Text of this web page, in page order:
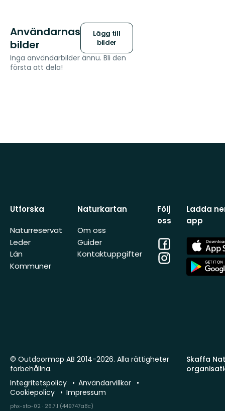
Användarnas
bilder
Lägg till
bilder
Inga användarbilder ännu. Bli den
första att dela!
Utforska
Naturreservat
Leder
Län
Kommuner
Naturkartan
Om oss
Guider
Kontaktuppgifter
Följ
oss
Facebook
Instagram
Ladda
app
App
Store
App
Store
Skaffa
© Outdoormap AB 2014-2026. Alla rättigheter
förbehållna.
Integritetspolicy
Användarvillkor
Cookiepolicy
Impressum
phx-sto-02 · 26.7.1 (449747a8c)